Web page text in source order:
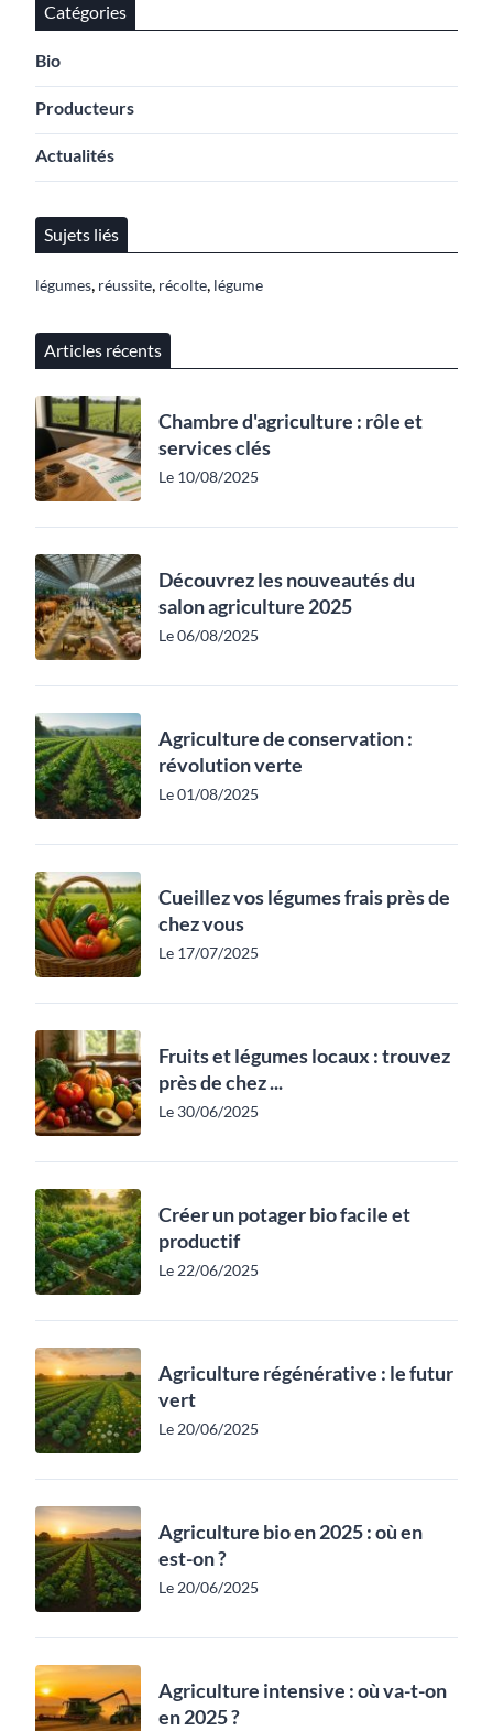
Catégories
Bio
Producteurs
Actualités
Sujets liés
légumes, réussite, récolte, légume
Articles récents
Chambre d'agriculture : rôle et
services clés
Le 10/08/2025
Découvrez les nouveautés du
salon agriculture 2025
Le 06/08/2025
Agriculture de conservation :
révolution verte
Le 01/08/2025
Cueillez vos légumes frais près de
chez vous
Le 17/07/2025
Fruits et légumes locaux : trouvez
près de chez ...
Le 30/06/2025
Créer un potager bio facile et
productif
Le 22/06/2025
Agriculture régénérative : le futur
vert
Le 20/06/2025
Agriculture bio en 2025 : où en
est-on ?
Le 20/06/2025
Agriculture intensive : où va-t-on
en 2025 ?